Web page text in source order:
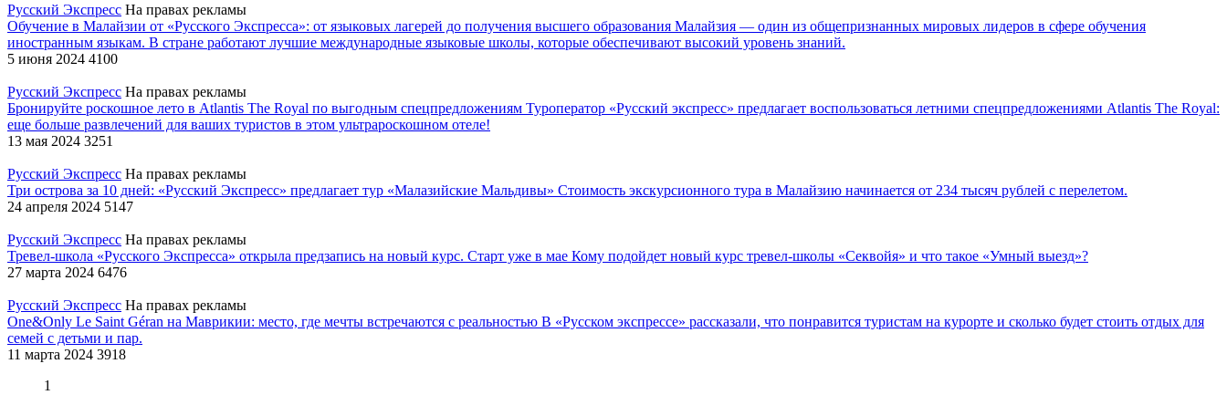
Русский Экспресс На правах рекламы
Обучение в Малайзии от «Русского Экспресса»: от языковых лагерей до получения высшего образования Малайзия — один из общепризнанных мировых лидеров в сфере обучения
иностранным языкам. В стране работают лучшие международные языковые школы, которые обеспечивают высокий уровень знаний.
5 июня 2024 4100
Русский Экспресс На правах рекламы
Бронируйте роскошное лето в Atlantis The Royal по выгодным спецпредложениям Туроператор «Русский экспресс» предлагает воспользоваться летними спецпредложениями Atlantis The Royal:
еще больше развлечений для ваших туристов в этом ультрароскошном отеле!
13 мая 2024 3251
Русский Экспресс На правах рекламы
Три острова за 10 дней: «Русский Экспресс» предлагает тур «Малазийские Мальдивы» Стоимость экскурсионного тура в Малайзию начинается от 234 тысяч рублей с перелетом.
24 апреля 2024 5147
Русский Экспресс На правах рекламы
Тревел-школа «Русского Экспресса» открыла предзапись на новый курс. Старт уже в мае Кому подойдет новый курс тревел-школы «Секвойя» и что такое «Умный выезд»?
27 марта 2024 6476
Русский Экспресс На правах рекламы
One&Only Le Saint Géran на Маврикии: место, где мечты встречаются с реальностью В «Русском экспрессе» рассказали, что понравится туристам на курорте и сколько будет стоить отдых для
семей с детьми и пар.
11 марта 2024 3918
1